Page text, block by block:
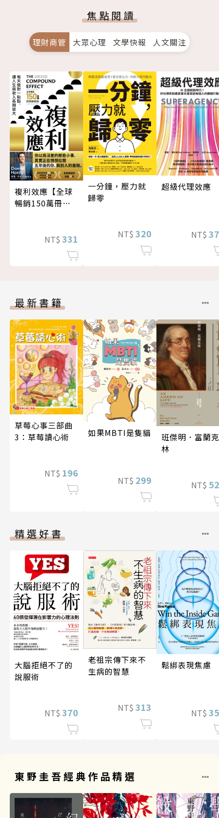
焦點閱讀
理財商管 大眾心理 文學快報 人文關注
複利效應【全球
暢銷150萬冊・
NT$ 331
一分鐘，壓力就
歸零
NT$ 320
超級代理效應
NT$
最新書籍
草莓心事三部曲
3：草莓讀心術
NT$ 196
如果MBTI是隻貓
NT$ 299
班傑明．富蘭克
林
NT$
精選好書
大腦拒絕不了的
說服術
NT$ 370
老祖宗傳下來不
生病的智慧
NT$ 313
鬆綁表現焦慮
NT$
東野圭吾經典作品精選